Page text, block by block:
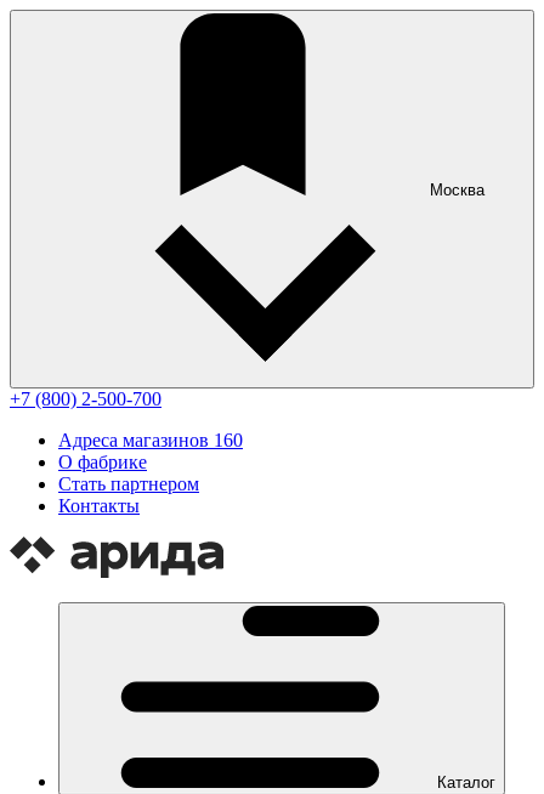
Москва
+7 (800) 2-500-700
Адреса магазинов 160
О фабрике
Стать партнером
Контакты
Каталог